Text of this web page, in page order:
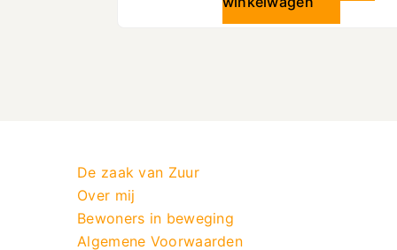
De zaak van Zuur
Over mij
Bewoners in beweging
Algemene Voorwaarden